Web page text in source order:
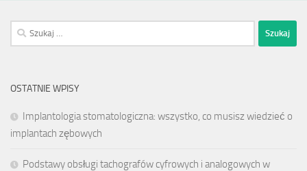
Szukaj:
OSTATNIE WPISY
Implantologia stomatologiczna: wszystko, co musisz wiedzieć o
implantach zębowych
Podstawy obsługi tachografów cyfrowych i analogowych w